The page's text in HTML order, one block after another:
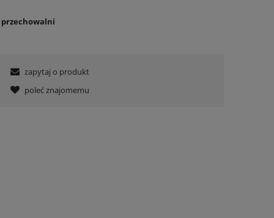
przechowalni
zapytaj o produkt
poleć znajomemu